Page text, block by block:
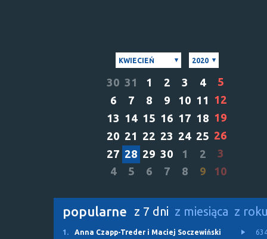
KWIECIEŃ 2020
30 31 1 2 3 4
5
6
7 8 9 10 11 12
13 14 15 16 17 18 19
20 21 22 23 24 25 26
27 28 29 30 1 2
3
4
5 6 7 8 9 10
popularne z 7 dni z miesiąca z
1. Anna Czapp-Treder i Maciej Soczewiński